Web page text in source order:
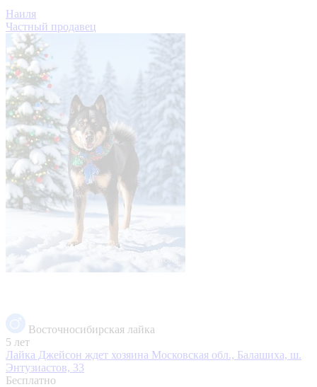
Наиля
Частный продавец
Восточносибирская лайка
5 лет
Лайка Джейсон ждет хозяина Московская обл., Балашиха, ш.
Энтузиастов, 33
Бесплатно